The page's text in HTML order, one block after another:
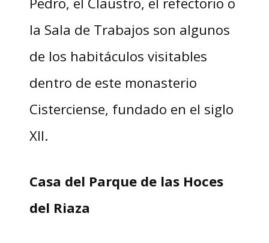
la Sala de Trabajos son algunos
de los habitáculos visitables
dentro de este monasterio
Cisterciense, fundado en el siglo
XII.
Casa del Parque de las Hoces
del Riaza